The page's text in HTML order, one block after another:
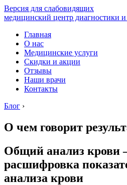
Версия для слабовидящих
медицинский центр диагностики и
Главная
О нас
Медицинские услуги
Скидки и акции
Отзывы
Наши врачи
Контакты
Блог ›
О чем говорит
Общий анализ
расшифровка
анализа крови